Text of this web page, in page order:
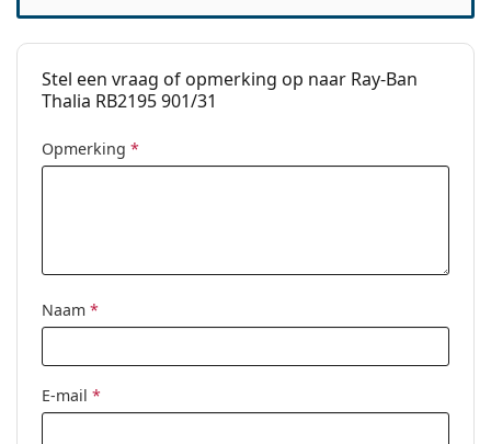
Stel een vraag of opmerking op naar Ray-Ban
Thalia RB2195 901/31
Opmerking *
Naam *
E-mail *